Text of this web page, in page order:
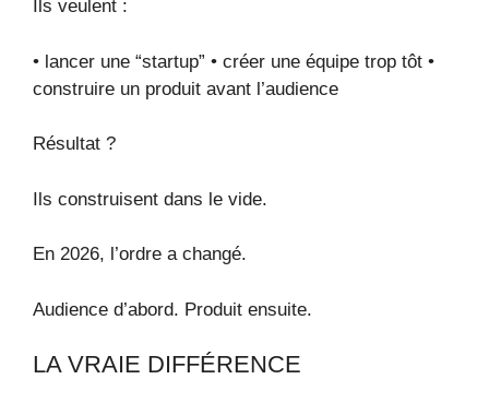
Ils veulent :
• lancer une “startup” • créer une équipe trop tôt •
construire un produit avant l’audience
Résultat ?
Ils construisent dans le vide.
En 2026, l’ordre a changé.
Audience d’abord. Produit ensuite.
LA VRAIE DIFFÉRENCE